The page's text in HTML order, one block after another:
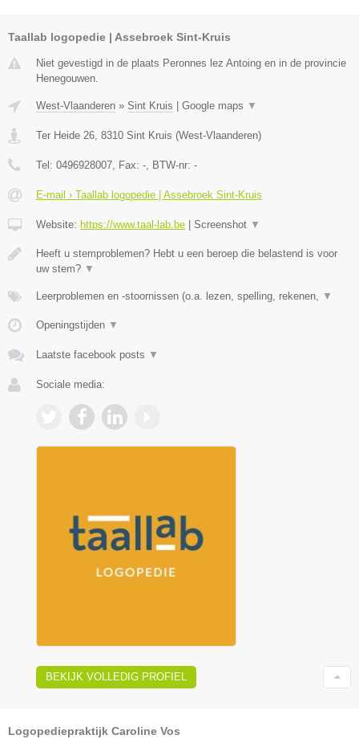
Taallab logopedie | Assebroek Sint-Kruis
Niet gevestigd in de plaats Peronnes lez Antoing en in de provincie
Henegouwen.
West-Vlaanderen » Sint Kruis Google maps ▼
Ter Heide 26, 8310 Sint Kruis (West-Vlaanderen)
Tel: 0496928007, Fax: -, BTW-nr: -
E-mail › Taallab logopedie | Assebroek Sint-Kruis
Website: https://www.taal-lab.be Screenshot ▼
Heeft u stemproblemen? Hebt u een beroep die belastend is voor
uw stem? ▼
Leerproblemen en -stoornissen (o.a. lezen, spelling, rekenen, ▼
Openingstijden ▼
Laatste facebook posts ▼
Sociale media:
BEKIJK VOLLEDIG PROFIEL
Logopediepraktijk Caroline Vos